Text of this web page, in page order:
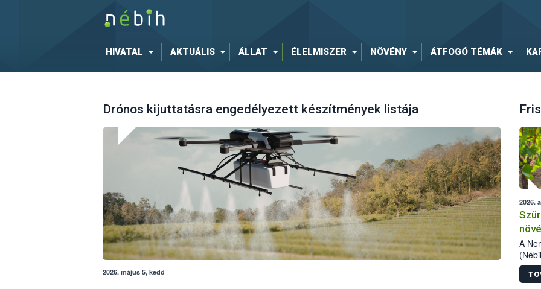
HIVATAL AKTUÁLIS ÁLLAT ÉLELMISZER NÖVÉNY ÁTFOGÓ TÉMÁK
Drónos kijuttatásra engedélyezett készítmények listája
2026. május 5, kedd
2026.
A